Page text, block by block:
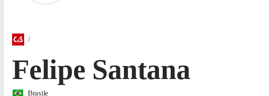
Felipe Santana
Brasile